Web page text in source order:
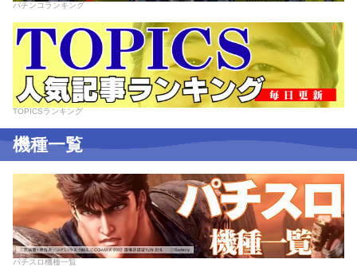
パチンコランキング
TOPICSランキング
機種一覧
パチスロ機種一覧